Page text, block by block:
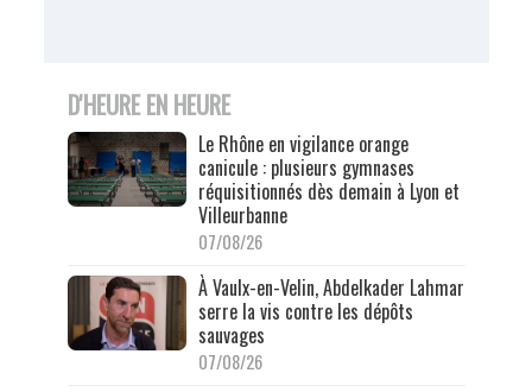
D'HEURE EN HEURE
Le Rhône en vigilance orange
canicule : plusieurs gymnases
réquisitionnés dès demain à Lyon et
Villeurbanne
07/08/26
À Vaulx-en-Velin, Abdelkader Lahmar
serre la vis contre les dépôts
sauvages
07/08/26